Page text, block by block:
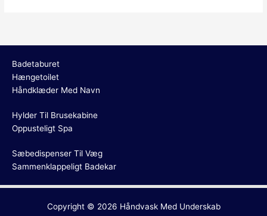
Badetaburet
Hængetoilet
Håndklæder Med Navn
Hylder Til Brusekabine
Oppusteligt Spa
Sæbedispenser Til Væg
Sammenklappeligt Badekar
Copyright © 2026 Håndvask Med Underskab